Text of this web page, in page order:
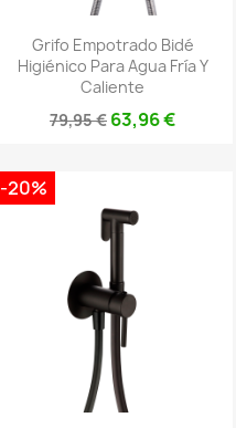
Grifo Empotrado Bidé
Higiénico Para Agua Fría Y
Caliente
79,95 € 63,96 €
-20%